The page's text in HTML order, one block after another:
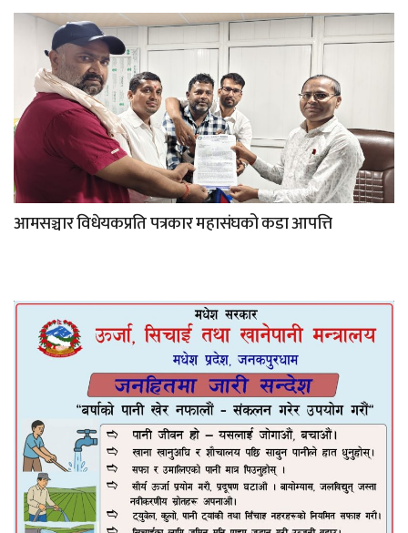
आमसञ्चार विधेयकप्रति पत्रकार महासंघको कडा आपत्ति